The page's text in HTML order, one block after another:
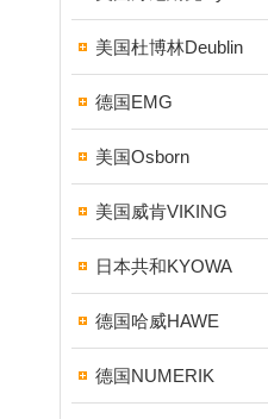
美国杜博林Deublin
德国EMG
美国Osborn
美国威肯VIKING
日本共和KYOWA
德国哈威HAWE
德国NUMERIK